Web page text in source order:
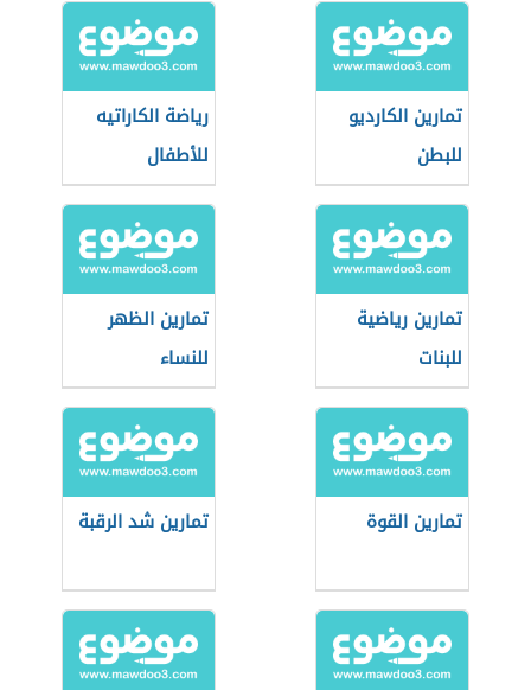
تمارين الكارديو
للبطن
رياضة الكاراتيه
للأطفال
تمارين رياضية
للبنات
تمارين الظهر
للنساء
تمارين القوة تمارين شد الرقبة